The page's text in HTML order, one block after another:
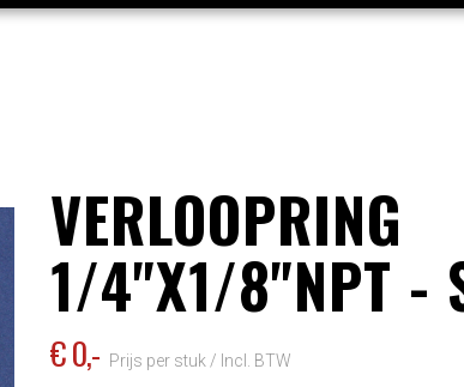
VERLOOPRING
1/4"X1/8"NPT -
€ 0,- Prijs per stuk / Incl. BTW